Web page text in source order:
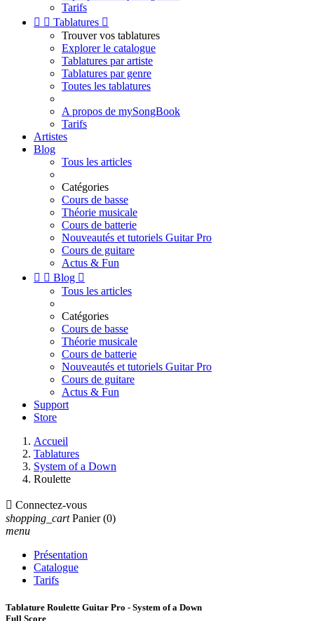
Tarifs
  Tablatures 
Trouver vos tablatures
Explorer le catalogue
Tablatures par artiste
Tablatures par genre
Toutes les tablatures
A propos de mySongBook
Tarifs
Artistes
Blog
Tous les articles
Catégories
Cours de basse
Théorie musicale
Cours de batterie
Nouveautés et tutoriels Guitar Pro
Cours de guitare
Actus & Fun
  Blog 
Tous les articles
Catégories
Cours de basse
Théorie musicale
Cours de batterie
Nouveautés et tutoriels Guitar Pro
Cours de guitare
Actus & Fun
Support
Store
Accueil
Tablatures
System of a Down
Roulette
 Connectez-vous
shopping_cart Panier (0)
menu
Présentation
Catalogue
Tarifs
Tablature Roulette Guitar Pro - System of a Down
Full Score